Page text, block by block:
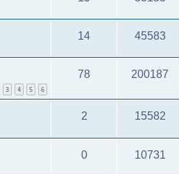
14 45583
3 4 5 6
78 200187
2 15582
0 10731